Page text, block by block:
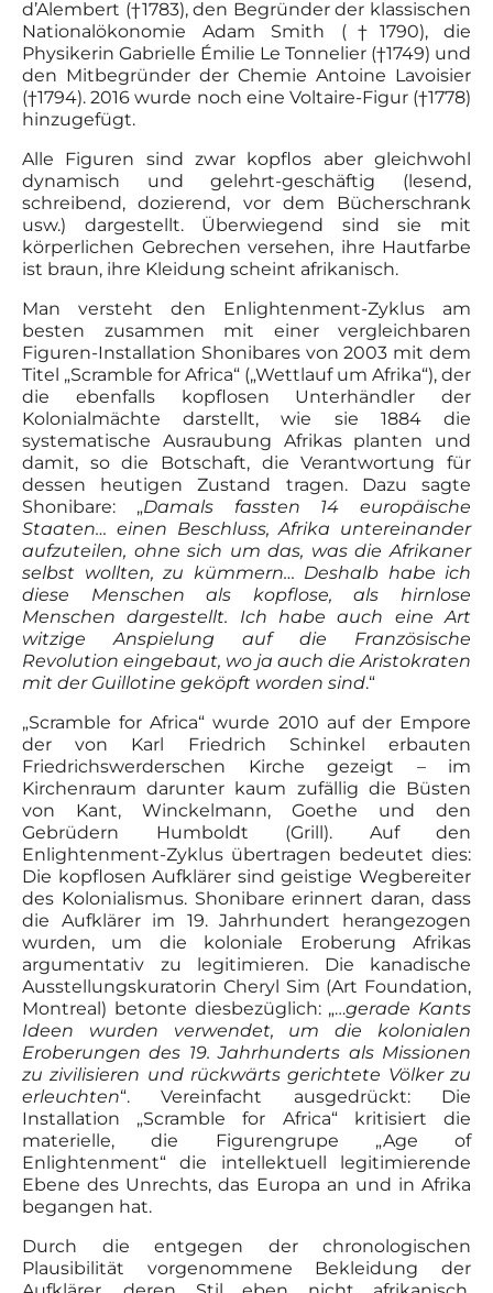
d’Alembert (†1783), den Begründer der klassischen
Nationalökonomie Adam Smith (†1790), die
Physikerin Gabrielle Émilie Le Tonnelier (†1749) und
den Mitbegründer der Chemie Antoine Lavoisier
(†1794). 2016 wurde noch eine Voltaire-Figur (†1778)
hinzugefügt.
Alle Figuren sind zwar kopflos aber gleichwohl
dynamisch und gelehrt-geschäftig (lesend,
schreibend, dozierend, vor dem Bücherschrank
usw.) dargestellt. Überwiegend sind sie mit
körperlichen Gebrechen versehen, ihre Hautfarbe
ist braun, ihre Kleidung scheint afrikanisch.
Man versteht den Enlightenment-Zyklus am
besten zusammen mit einer vergleichbaren
Figuren-Installation Shonibares von 2003 mit dem
Titel „Scramble for Africa“ („Wettlauf um Afrika“), der
die ebenfalls kopflosen Unterhändler der
Kolonialmächte darstellt, wie sie 1884 die
systematische Ausraubung Afrikas planten und
damit, so die Botschaft, die Verantwortung für
dessen heutigen Zustand tragen. Dazu sagte
Shonibare: „Damals fassten 14 europäische
Staaten… einen Beschluss, Afrika untereinander
aufzuteilen, ohne sich um das, was die Afrikaner
selbst wollten, zu kümmern… Deshalb habe ich
diese Menschen als kopflose, als hirnlose
Menschen dargestellt. Ich habe auch eine Art
witzige Anspielung auf die Französische
Revolution eingebaut, wo ja auch die Aristokraten
mit der Guillotine geköpft worden sind.“
„Scramble for Africa“ wurde 2010 auf der Empore
der von Karl Friedrich Schinkel erbauten
Friedrichswerderschen Kirche gezeigt – im
Kirchenraum darunter kaum zufällig die Büsten
von Kant, Winckelmann, Goethe und den
Gebrüdern Humboldt (Grill). Auf den
Enlightenment-Zyklus übertragen bedeutet dies:
Die kopflosen Aufklärer sind geistige Wegbereiter
des Kolonialismus. Shonibare erinnert daran, dass
die Aufklärer im 19. Jahrhundert herangezogen
wurden, um die koloniale Eroberung Afrikas
argumentativ zu legitimieren. Die kanadische
Ausstellungskuratorin Cheryl Sim (Art Foundation,
Montreal) betonte diesbezüglich: „…gerade Kants
Ideen wurden verwendet, um die kolonialen
Eroberungen des 19. Jahrhunderts als Missionen
zu zivilisieren und rückwärts gerichtete Völker zu
erleuchten“. Vereinfacht ausgedrückt: Die
Installation „Scramble for Africa“ kritisiert die
materielle, die Figurengrupe „Age of
Enlightenment“ die intellektuell legitimierende
Ebene des Unrechts, das Europa an und in Afrika
begangen hat.
Durch die entgegen der chronologischen
Plausibilität vorgenommene Bekleidung der